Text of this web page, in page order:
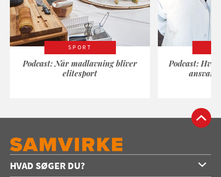
SPORT
Podcast: Når madlavning bliver
elitesport
Podcast:
HVAD SØGER DU?